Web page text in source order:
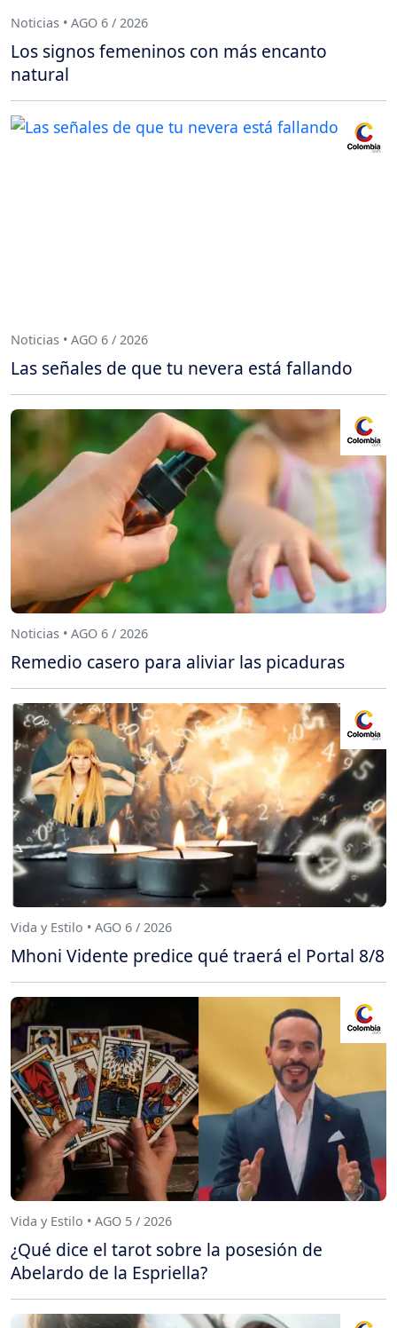
Noticias • AGO 6 / 2026
Los signos femeninos con más encanto
natural
Noticias • AGO 6 / 2026
Las señales de que tu nevera está fallando
Noticias • AGO 6 / 2026
Remedio casero para aliviar las picaduras
Vida y Estilo • AGO 6 / 2026
Mhoni Vidente predice qué traerá el Portal 8/8
Vida y Estilo • AGO 5 / 2026
¿Qué dice el tarot sobre la posesión de
Abelardo de la Espriella?